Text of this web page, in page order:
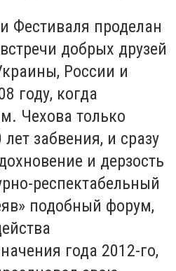
Фестиваля проделан
добрых друзей
России и
году, когда
Чехова только
забвения, и сразу
и дерзость
респектабельный
подобный форум,
года 2012-го,